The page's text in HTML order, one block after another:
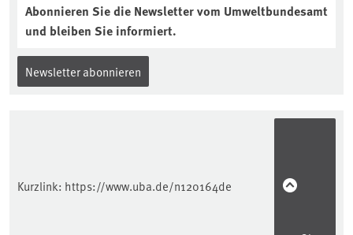
Abonnieren Sie die Newsletter vom Umweltbundesamt
und bleiben Sie informiert.
Newsletter abonnieren
Kurzlink: https://www.uba.de/n120164de